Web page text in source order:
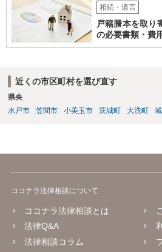
相続・遺言
戸籍謄本を取り
の必要書類・費
近くの市区町村を選び直す
県央
水戸市
笠間市 小美玉市 茨城町 大洗町
ココナラ法律相談について
ココナラ法律相談とは
法律Q&A
法律相談コラム